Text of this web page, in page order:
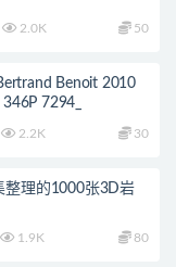
2.0K 50
Benoit 2010
至2014 年的3D作品合集 346P 7294_
2.2K 30
整理的1000张3D岩
1.9K 80